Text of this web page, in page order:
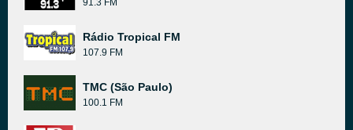
91.3 FM
Rádio Tropical FM
107.9 FM
TMC (São Paulo)
100.1 FM